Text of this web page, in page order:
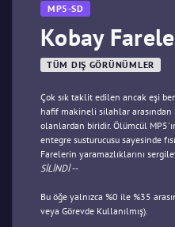
MP5-SD
Kobay
TÜM DIŞ GÖRÜNÜMLER
Çok sık taklit edilen ancak eşi
hafif makineli silahlar
olanlardan biridir. Ölümcül
entegre susturucusu sayesinde
Farelerin yaramazlıklarını
SİLİNDİ --
Bu öğe yalnızca %0 ile %35
veya Görevde Kullanılmış).